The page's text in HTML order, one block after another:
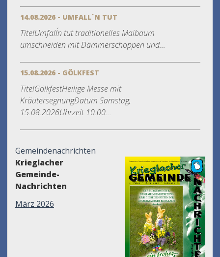
14.08.2026 - UMFALL´N TUT
TitelUmfall´n tut traditionelles Maibaum
umschneiden mit Dämmerschoppen und...
15.08.2026 - GÖLKFEST
TitelGölkfestHeilige Messe mit
KräutersegnungDatum Samstag,
15.08.2026Uhrzeit 10.00...
Gemeindenachrichten
Krieglacher
Gemeinde-
Nachrichten
März 2026